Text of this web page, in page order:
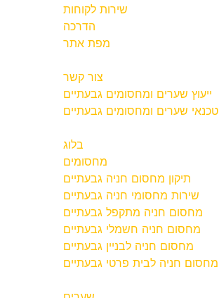
שירות לקוחות
הדרכה
מפת אתר
צור קשר
ייעוץ שערים ומחסומים גבעתיים
טכנאי שערים ומחסומים גבעתיים
בלוג
מחסומים
תיקון מחסום חניה גבעתיים
שירות מחסומי חניה גבעתיים
מחסום חניה מתקפל גבעתיים
מחסום חניה חשמלי גבעתיים
מחסום חניה לבניין גבעתיים
מחסום חניה לבית פרטי גבעתיים